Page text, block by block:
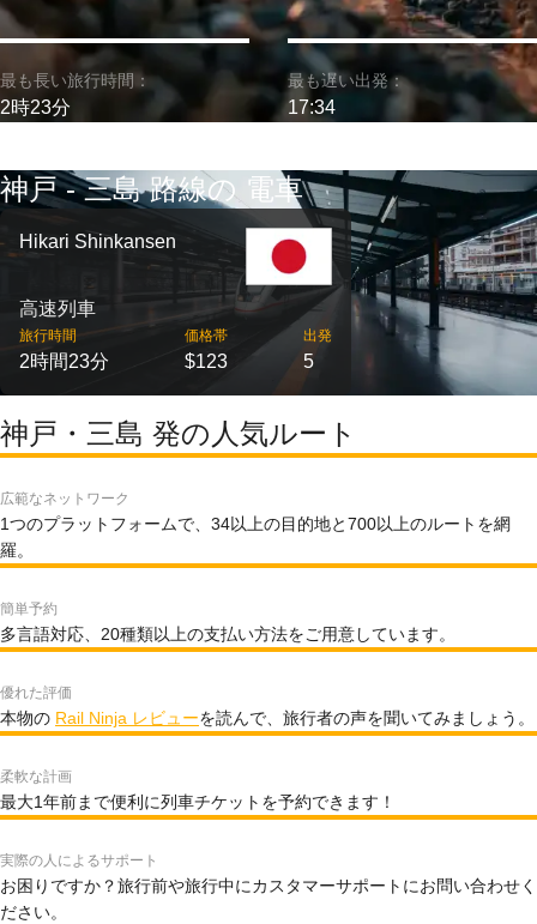
最も長い旅行時間：
2時23分
最も遅い出発：
17:34
神戸 - 三島 路線の 電車
Hikari Shinkansen
高速列車
旅行時間
2時間23分
価格帯
$123
出発
5
神戸・三島 発の人気ルート
広範なネットワーク
1つのプラットフォームで、34以上の目的地と700以上のルートを網
羅。
簡単予約
多言語対応、20種類以上の支払い方法をご用意しています。
優れた評価
本物の Rail Ninja レビューを読んで、旅行者の声を聞いてみましょう。
柔軟な計画
最大1年前まで便利に列車チケットを予約できます！
実際の人によるサポート
お困りですか？旅行前や旅行中にカスタマーサポートにお問い合わせく
ださい。